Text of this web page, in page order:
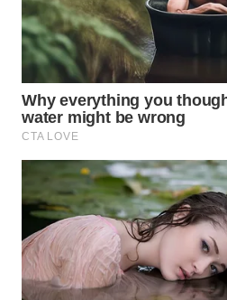
WN
TANGERANG
BINJAI
WN
CIREBON
WN
INDRAMAYU
WN